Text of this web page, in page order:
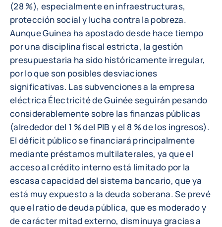
(28 %), especialmente en infraestructuras,
protección social y lucha contra la pobreza.
Aunque Guinea ha apostado desde hace tiempo
por una disciplina fiscal estricta, la gestión
presupuestaria ha sido históricamente irregular,
por lo que son posibles desviaciones
significativas. Las subvenciones a la empresa
eléctrica Électricité de Guinée seguirán pesando
considerablemente sobre las finanzas públicas
(alrededor del 1 % del PIB y el 8 % de los ingresos).
El déficit público se financiará principalmente
mediante préstamos multilaterales, ya que el
acceso al crédito interno está limitado por la
escasa capacidad del sistema bancario, que ya
está muy expuesto a la deuda soberana. Se prevé
que el ratio de deuda pública, que es moderado y
de carácter mitad externo, disminuya gracias a